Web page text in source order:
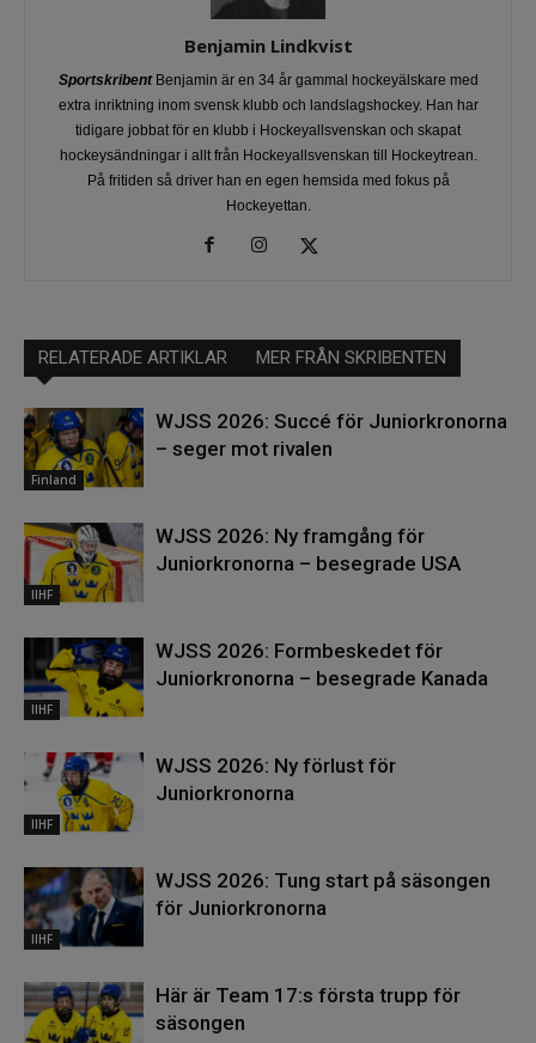
Benjamin Lindkvist
SportskribentBenjamin är en 34 år gammal hockeyälskare med
extra inriktning inom svensk klubb och landslagshockey. Han har
tidigare jobbat för en klubb i Hockeyallsvenskan och skapat
hockeysändningar i allt från Hockeyallsvenskan till Hockeytrean.
På fritiden så driver han en egen hemsida med fokus på
Hockeyettan.
RELATERADE ARTIKLAR MER FRÅN SKRIBENTEN
Finland
WJSS 2026: Succé för Juniorkronorna
– seger mot rivalen
IIHF
WJSS 2026: Ny framgång för
Juniorkronorna – besegrade USA
IIHF
WJSS 2026: Formbeskedet för
Juniorkronorna – besegrade Kanada
IIHF
WJSS 2026: Ny förlust för
Juniorkronorna
IIHF
WJSS 2026: Tung start på säsongen
för Juniorkronorna
Här är Team 17:s första trupp för
säsongen